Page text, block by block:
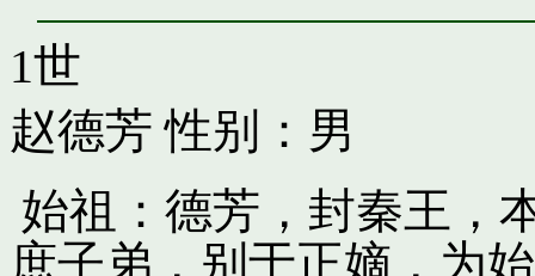
1世
赵德芳 性别：男
始祖：德芳，封秦王，
庶子弟，别于正嫡，为